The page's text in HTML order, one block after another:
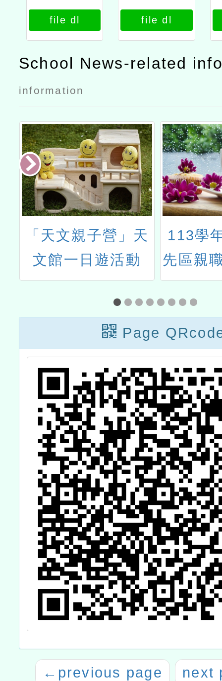
file dl file dl
School News-related
information
「天文親子營」天
文館一日遊活動
113學
先區親
「情緒
庭
Page
← previous page next